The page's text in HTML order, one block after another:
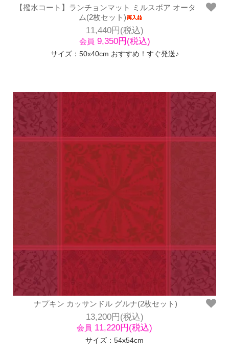
【撥水コート】ランチョンマット ミルスボア オータ
ム(2枚セット)
11,440円(税込)
会員 9,350円(税込)
サイズ：50x40cm おすすめ！すぐ発送♪
ナプキン カッサンドル グルナ(2枚セット)
13,200円(税込)
会員 11,220円(税込)
サイズ：54x54cm